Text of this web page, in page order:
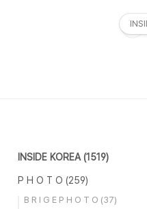
INSIDE KOREA (1519)
P H O T O (259)
B R I G E P H O T O (37)